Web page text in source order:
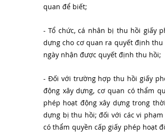
quan để biết;
- Tổ chức, cá nhân bị thu hồi giấy
dựng cho cơ quan ra quyết định
ngày nhận được quyết định thu hồi;
- Đối với trường hợp thu hồi giấy
động xây dựng, cơ quan có thẩm
phép hoạt động xây dựng trong
dựng bị thu hồi; đối với các vi
có thẩm quyền cấp giấy phép hoạt